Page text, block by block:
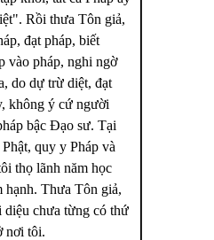
Rồi thưa Tôn giả,
đạt pháp, biết
vào pháp, nghi ngờ
do dự trừ diệt, đạt
không ý cứ người
bậc Ðạo sư. Tại
quy y Pháp và
thọ lãnh năm học
hạnh. Thưa Tôn giả,
diệu chưa từng có thứ
nơi tôi.